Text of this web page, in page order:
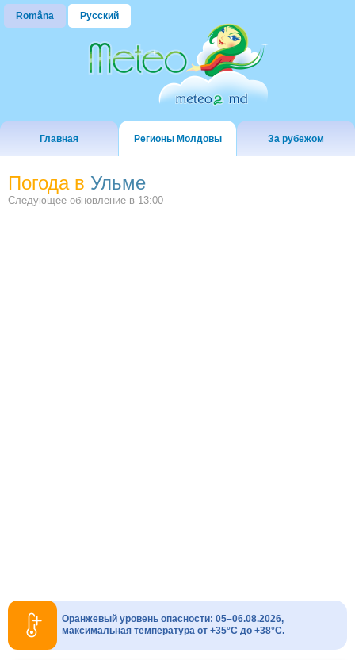
Româna Русский
Главная Регионы Молдовы За рубежом
Погода в Ульме
Следующее обновление в 13:00
Оранжевый уровень опасности: 05–06.08.2026,
максимальная температура от +35°C до +38°C.